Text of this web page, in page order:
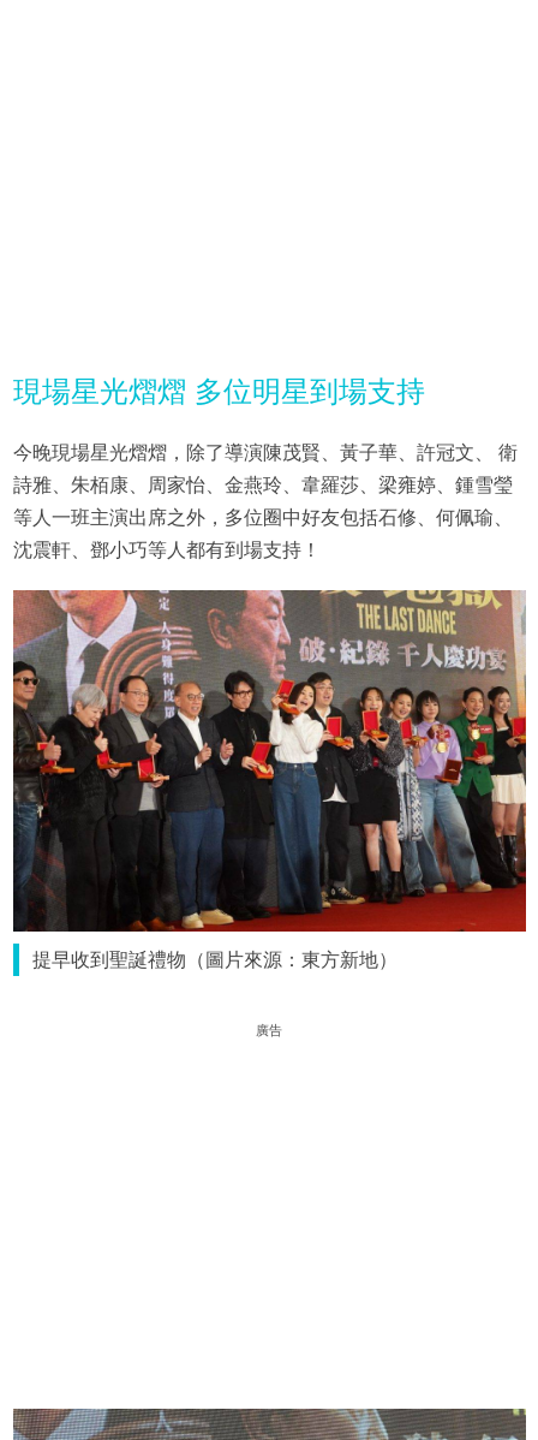
現場星光熠熠 多位明星到場支持
今晚現場星光熠熠，除了導演陳茂賢、黃子華、許冠文、 衛
詩雅、朱栢康、周家怡、金燕玲、韋羅莎、梁雍婷、鍾雪瑩
等人一班主演出席之外，多位圈中好友包括石修、何佩瑜、
沈震軒、鄧小巧等人都有到場支持！
提早收到聖誕禮物（圖片來源：東方新地）
廣告